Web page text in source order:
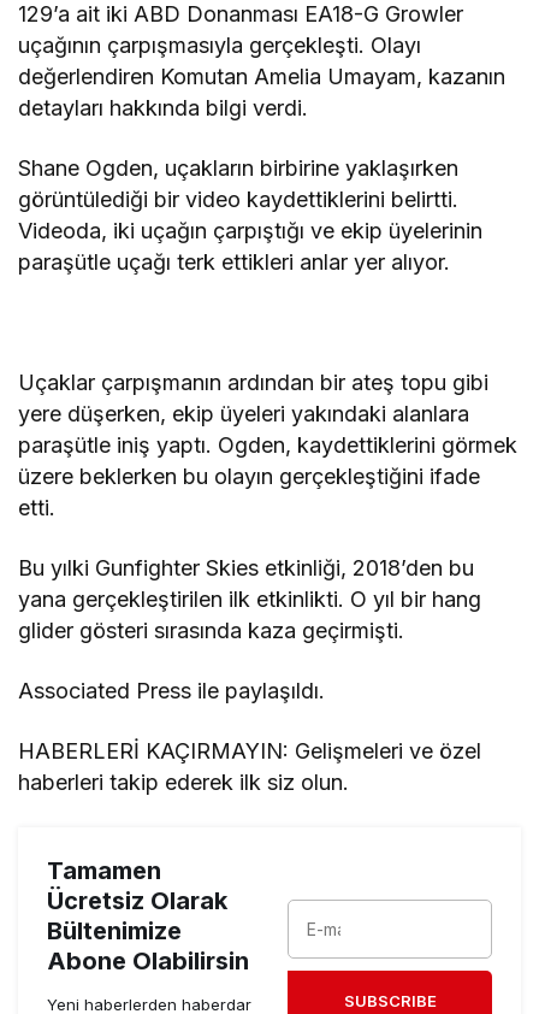
129’a ait iki ABD Donanması EA18-G Growler
uçağının çarpışmasıyla gerçekleşti. Olayı
değerlendiren Komutan Amelia Umayam, kazanın
detayları hakkında bilgi verdi.
Shane Ogden, uçakların birbirine yaklaşırken
görüntülediği bir video kaydettiklerini belirtti.
Videoda, iki uçağın çarpıştığı ve ekip üyelerinin
paraşütle uçağı terk ettikleri anlar yer alıyor.
Uçaklar çarpışmanın ardından bir ateş topu gibi
yere düşerken, ekip üyeleri yakındaki alanlara
paraşütle iniş yaptı. Ogden, kaydettiklerini görmek
üzere beklerken bu olayın gerçekleştiğini ifade
etti.
Bu yılki Gunfighter Skies etkinliği, 2018’den bu
yana gerçekleştirilen ilk etkinlikti. O yıl bir hang
glider gösteri sırasında kaza geçirmişti.
Associated Press ile paylaşıldı.
HABERLERİ KAÇIRMAYIN: Gelişmeleri ve özel
haberleri takip ederek ilk siz olun.
Tamamen
Ücretsiz Olarak
Bültenimize
Abone Olabilirsin
Yeni haberlerden haberdar
SUBSCRIBE